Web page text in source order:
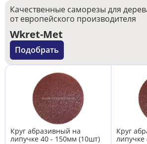
Качественные саморезы для
от европейского производителя
Wkret-Met
Подобрать
Круг абразивный на
липучке 40 - 150мм (10шт)
Круг